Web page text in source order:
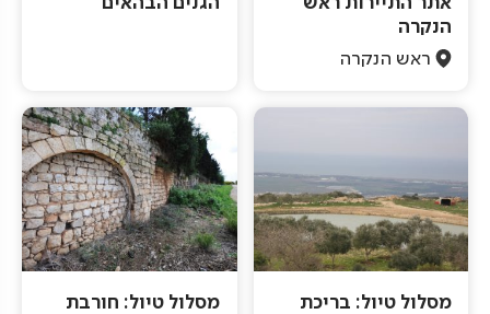
הנקרה
ראש הנקרה
מסלול טיול: בריכת
מסלול טיול: חורבת